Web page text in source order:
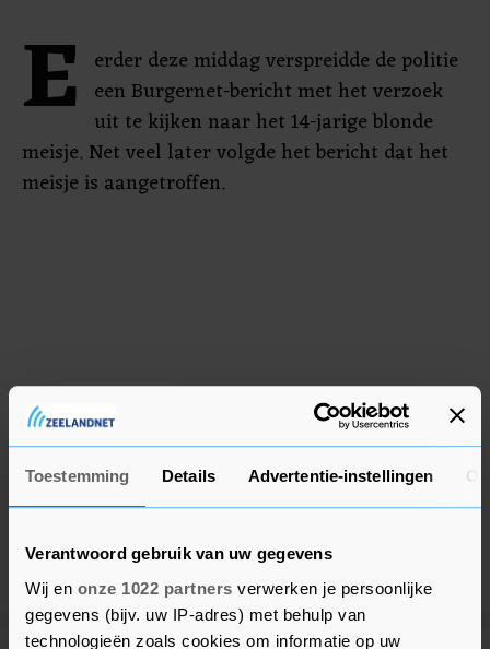
Toestemming Details Advertentie-instellingen
Verantwoord gebruik van uw gegevens
Wij en onze 1022 partners verwerken je persoonlijke
gegevens (bijv. uw IP-adres) met behulp van
technologieën zoals cookies om informatie op uw
E erder deze middag verspreidde de politie
een Burgernet-bericht met het verzoek
uit te kijken naar het 14-jarige blonde
meisje. Net veel later volgde het bericht dat het
meisje is aangetroffen.